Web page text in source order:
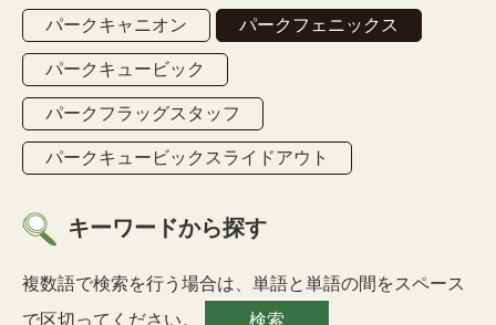
パークキャニオン パークフェニックス
パークキュービック
パークフラッグスタッフ
パークキュービックスライドアウト
キーワードから探す
複数語で検索を行う場合は、単語と単語の間をスペース
で区切ってください。